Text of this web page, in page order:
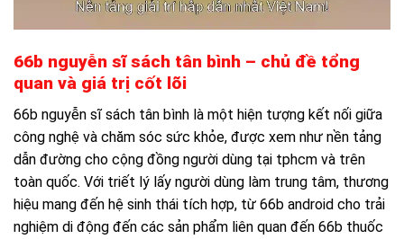
66b nguyễn sĩ sách tân bình – chủ đề tổng
quan và giá trị cốt lõi
66b nguyễn sĩ sách tân bình là một hiện tượng kết nối giữa
công nghệ và chăm sóc sức khỏe, được xem như nền tảng
dẫn đường cho cộng đồng người dùng tại tphcm và trên
toàn quốc. Với triết lý lấy người dùng làm trung tâm, thương
hiệu mang đến hệ sinh thái tích hợp, từ 66b android cho trải
nghiệm di động đến các sản phẩm liên quan đến 66b thuốc